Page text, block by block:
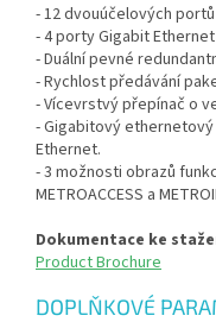
- 12 dvouúčelových portů
- 4 porty Gigabit Ethernet
- Duální pevné
- Rychlost předávání
- Vícevrstvý přepínač o
- Gigabitový
Ethernet.
- 3 možnosti obrazů
METROACCESS a
Dokumentace ke
Product Brochure
DOPLŇKOVÉ